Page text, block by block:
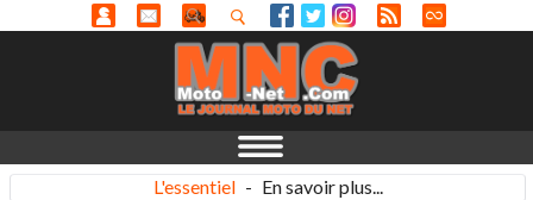
L'essentiel - En savoir plus...